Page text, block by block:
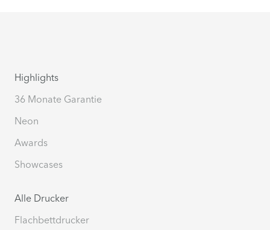
Highlights
36 Monate Garantie
Neon
Awards
Showcases
Alle Drucker
Flachbettdrucker